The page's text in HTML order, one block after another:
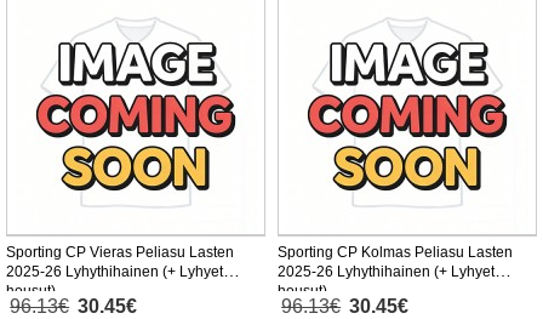
Sporting CP Vieras Peliasu Lasten
2025-26 Lyhythihainen (+ Lyhyet
housut)
96.13€ 30.45€
Sporting CP Kolmas Peliasu Lasten
2025-26 Lyhythihainen (+ Lyhyet
housut)
96.13€ 30.45€